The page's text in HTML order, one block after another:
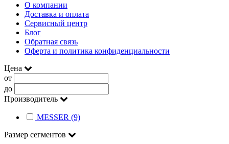
О компании
Доставка и оплата
Сервисный центр
Блог
Обратная связь
Оферта и политика конфиденциальности
Цена
от
до
Производитель
MESSER (9)
Размер сегментов